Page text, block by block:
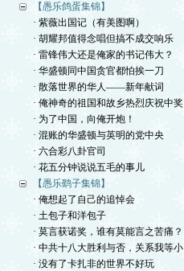
【愚乐鸽蛋集锦】
· 紫薇出国记（有美图啊）
· 胡耀邦值得念唱但搞不成交响乐
· 雷锋伟大还是俺家的书记伟大？
· 华盛顿同中国贪官都怕挨一刀
· 散落世界的华人——新年献词
· 俺神奇的祖国和故乡热烈庆祝中奖
· 为了中国，向俺开炮！
· 混账的华盛顿与英明的党中央
· 六合彩八卦官司
· 花五分钟说说五毛的事儿
【愚乐鹞子集锦】
· 俺想起了自己的追悼会
· 土包子和洋包子
· 莫言获诺奖，谁有莫能言之苦痛？
· 中共十八大胜利与否，关系我等小
· 没有了卡扎非的世界不好玩